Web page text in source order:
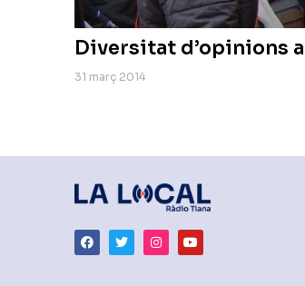
Diversitat d’opinions
31 març 2014